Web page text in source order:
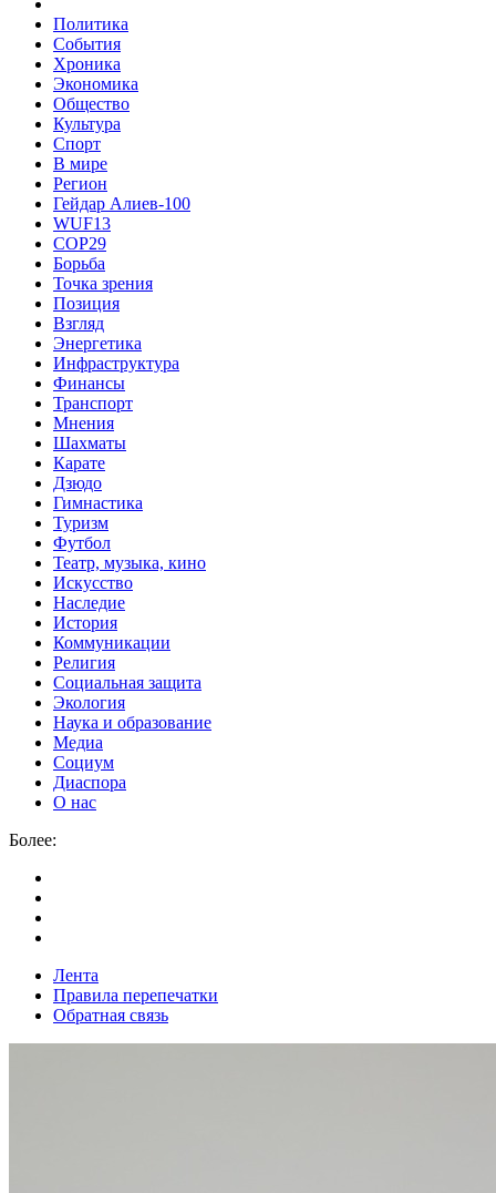
Политика
События
Хроника
Экономика
Общество
Культура
Спорт
В мире
Регион
Гейдар Алиев-100
WUF13
COP29
Борьба
Точка зрения
Позиция
Взгляд
Энергетика
Инфраструктура
Финансы
Транспорт
Мнения
Шахматы
Карате
Дзюдо
Гимнастика
Туризм
Футбол
Театр, музыка, кино
Искусство
Наследие
История
Коммуникации
Религия
Социальная защита
Экология
Наука и образование
Медиа
Социум
Диаспора
О нас
Более:
Лента
Правила перепечатки
Обратная связь